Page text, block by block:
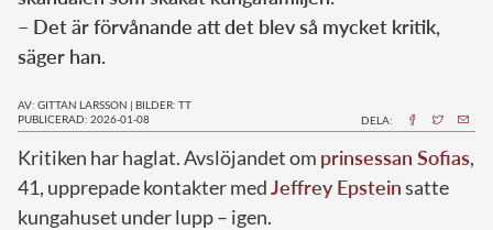
– Det är förvånande att det blev så mycket kritik,
säger han.
AV: GITTAN LARSSON | BILDER: TT
PUBLICERAD: 2026-01-08
DELA:
Kritiken har haglat. Avslöjandet om prinsessan Sofias,
41, upprepade kontakter medJeffrey Epsteinsatte
kungahuset under lupp – igen.